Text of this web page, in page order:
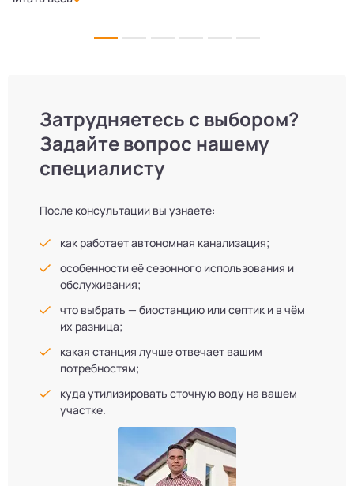
Затрудняетесь с выбором?
Задайте вопрос нашему
специалисту
После консультации вы узнаете:
как работает автономная канализация;
особенности её сезонного использования и
обслуживания;
что выбрать — биостанцию или септик и в чём
их разница;
какая станция лучше отвечает вашим
потребностям;
куда утилизировать сточную воду на вашем
участке.